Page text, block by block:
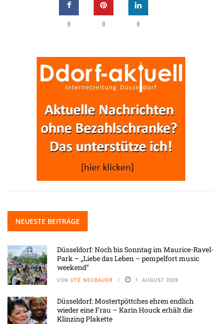
0 0 0
NEUESTE BEITRÄGE
Düsseldorf: Noch bis Sonntag im Maurice-Ravel-
Park – „Liebe das Leben – pempelfort music
weekend“
VON UTE NEUBAUER 7. AUGUST 2026
Düsseldorf: Mostertpöttches ehren endlich
wieder eine Frau – Karin Houck erhält die
Klinzing Plakette